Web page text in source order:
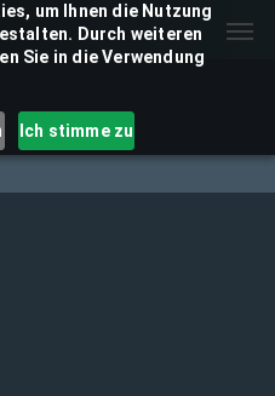
um Ihnen die Nutzung
Durch weiteren
Sie in die Verwendung
Ich stimme zu